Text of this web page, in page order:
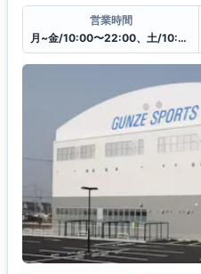
営業時間
月~金/10:00〜22:00、土/10:00〜20:00、日・祝日/10:00〜18:00